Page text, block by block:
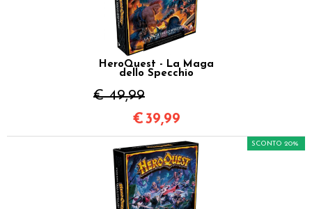
HeroQuest - La Maga
dello Specchio
€ 49,99
€39,99
SCONTO 20%